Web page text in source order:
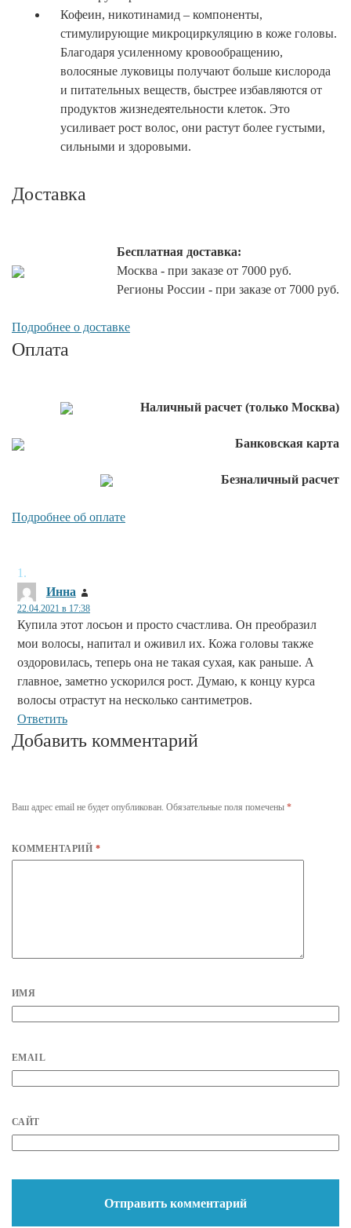
Кофеин, никотинамид – компоненты,
стимулирующие микроциркуляцию в коже головы.
Благодаря усиленному кровообращению,
волосяные луковицы получают больше кислорода
и питательных веществ, быстрее избавляются от
продуктов жизнедеятельности клеток. Это
усиливает рост волос, они растут более густыми,
сильными и здоровыми.
Доставка
Бесплатная доставка:
Москва - при заказе от 7000 руб.
Регионы России - при заказе от 7000 руб.
Подробнее о доставке
Оплата
Наличный расчет (только Москва)
Банковская карта
Безналичный расчет
Подробнее об оплате
Инна
22.04.2021 в 17:38
Купила этот лосьон и просто счастлива. Он преобразил
мои волосы, напитал и оживил их. Кожа головы также
оздоровилась, теперь она не такая сухая, как раньше. А
главное, заметно ускорился рост. Думаю, к концу курса
волосы отрастут на несколько сантиметров.
Ответить
Добавить комментарий
Ваш адрес email не будет опубликован. Обязательные поля помечены *
КОММЕНТАРИЙ *
ИМЯ
EMAIL
САЙТ